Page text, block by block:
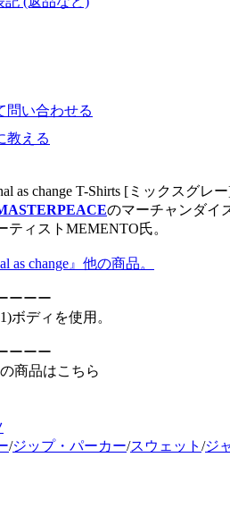
問い合わせる
教える
as change T-Shirts [ミックスグレ
のマーチャンダイ
ィストMEMENTO氏。
as change』他の商品。
ーーー
ボディを使用。
ーーー
商品はこちら
/ジップ・パーカー/スウェット /ジ